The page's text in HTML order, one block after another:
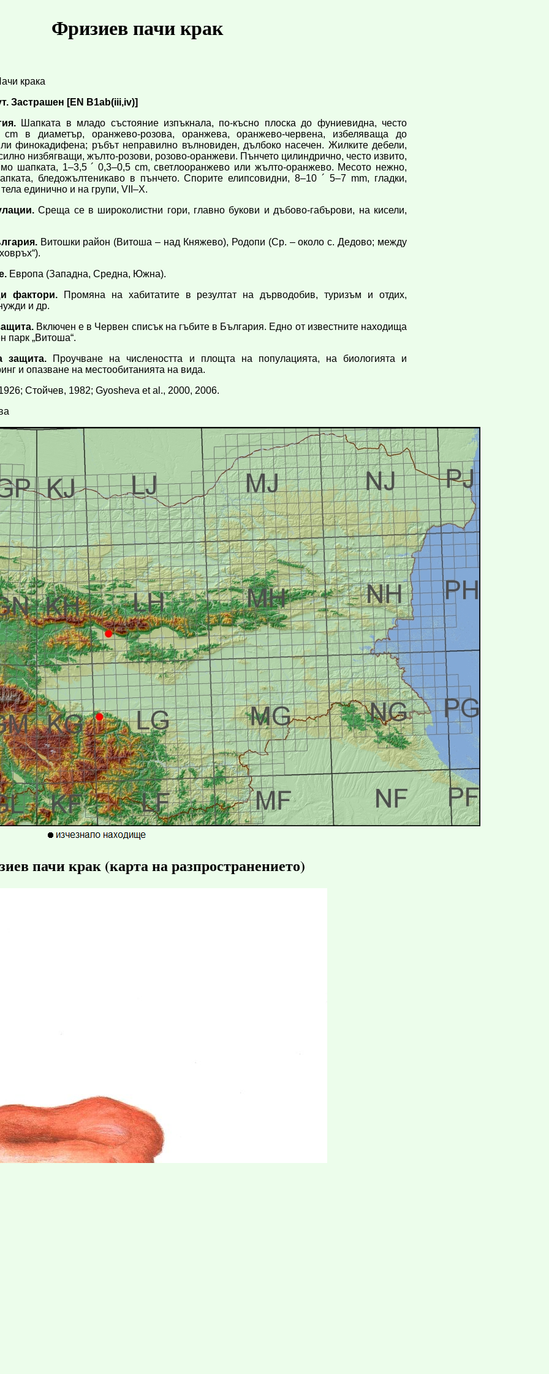
Фризиев пачи крак
крака
Застрашен [EN B1ab(iii,iv)]
Шапката в младо състояние изпъкнала, по-късно плоска до фуниевидна, често
cm в диаметър, оранжево-розова, оранжева, оранжево-червена, избеляваща до
финокадифена; ръбът неправилно вълновиден, дълбоко насечен. Жилките дебели,
низбягващи, жълто-розови, розово-оранжеви. Пънчето цилиндрично, често извито,
шапката, 1–3,5 ´ 0,3–0,5 cm, светлооранжево или жълто-оранжево. Месото нежно,
бледожълтеникаво в пънчето. Спорите елипсовидни, 8–10 ´ 5–7 mm, гладки,
единично и на групи, VII–X.
Среща се в широколистни гори, главно букови и дъбово-габърови, на кисели,
Витошки район (Витоша – над Княжево), Родопи (Ср. – около с. Дедово; между
Европа (Западна, Средна, Южна).
фактори.Промяна на хабитатите в резултат на дърводобив, туризъм и отдих,
и др.
Включен е в Червен списък на гъбите в България. Едно от известните находища
парк „Витоша“.
защита. Проучване на числеността и площта на популацията, на биологията и
и опазване на местообитанията на вида.
Стойчев, 1982; Gyosheva et al., 2000, 2006.
пачи крак (карта на разпространението)